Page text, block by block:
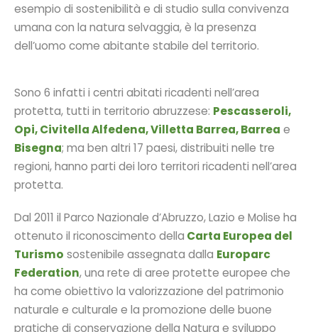
esempio di sostenibilità e di studio sulla convivenza
umana con la natura selvaggia, è la presenza
dell’uomo come abitante stabile del territorio.
Sono 6 infatti i centri abitati ricadenti nell’area
protetta, tutti in territorio abruzzese: Pescasseroli,
Opi, Civitella Alfedena, Villetta Barrea, Barrea e
Bisegna; ma ben altri 17 paesi, distribuiti nelle tre
regioni, hanno parti dei loro territori ricadenti nell’area
protetta.
Dal 2011 il Parco Nazionale d’Abruzzo, Lazio e Molise ha
ottenuto il riconoscimento della Carta Europea del
Turismo sostenibile assegnata dalla Europarc
Federation, una rete di aree protette europee che
ha come obiettivo la valorizzazione del patrimonio
naturale e culturale e la promozione delle buone
pratiche di conservazione della Natura e sviluppo